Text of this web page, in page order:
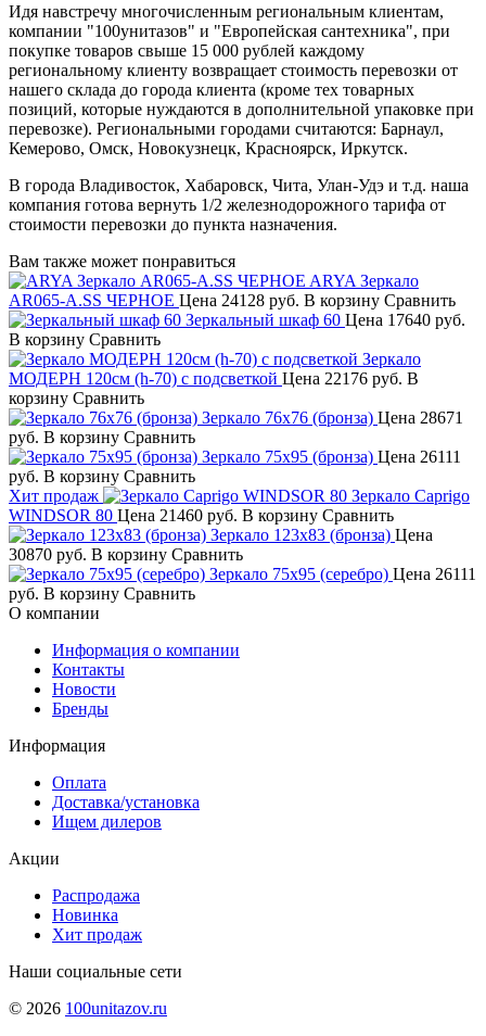
Идя навстречу многочисленным региональным клиентам,
компании "100унитазов" и "Европейская сантехника", при
покупке товаров свыше 15 000 рублей каждому
региональному клиенту возвращает стоимость перевозки от
нашего склада до города клиента (кроме тех товарных
позиций, которые нуждаются в дополнительной упаковке при
перевозке). Региональными городами считаются: Барнаул,
Кемерово, Омск, Новокузнецк, Красноярск, Иркутск.
В города Владивосток, Хабаровск, Чита, Улан-Удэ и т.д. наша
компания готова вернуть 1/2 железнодорожного тарифа от
стоимости перевозки до пункта назначения.
Вам также может понравиться
ARYA Зеркало
AR065-A.SS ЧЕРНОЕ Цена 24128 руб. В корзину Сравнить
Зеркальный шкаф 60 Цена 17640 руб.
В корзину Сравнить
Зеркало
МОДЕРН 120см (h-70) с подсветкой Цена 22176 руб. В
корзину Сравнить
Зеркало 76х76 (бронза) Цена 28671
руб. В корзину Сравнить
Зеркало 75х95 (бронза) Цена 26111
руб. В корзину Сравнить
Хит продаж
Зеркало Caprigo
WINDSOR 80 Цена 21460 руб. В корзину Сравнить
Зеркало 123х83 (бронза) Цена
30870 руб. В корзину Сравнить
Зеркало 75х95 (серебро) Цена 26111
руб. В корзину Сравнить
О компании
Информация о компании
Контакты
Новости
Бренды
Информация
Оплата
Доставка/установка
Ищем дилеров
Акции
Распродажа
Новинка
Хит продаж
Наши социальные сети
© 2026 100unitazov.ru